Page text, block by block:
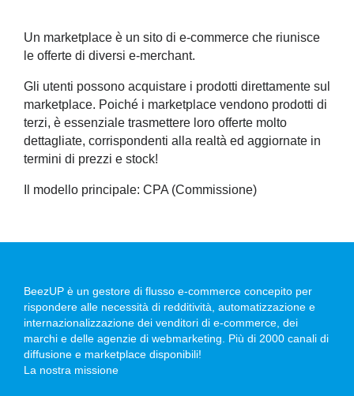
Un marketplace è un sito di e-commerce che riunisce
le offerte di diversi e-merchant.
Gli utenti possono acquistare i prodotti direttamente sul
marketplace. Poiché i marketplace vendono prodotti di
terzi, è essenziale trasmettere loro offerte molto
dettagliate, corrispondenti alla realtà ed aggiornate in
termini di prezzi e stock!
Il modello principale: CPA (Commissione)
BeezUP è un gestore di flusso e-commerce concepito per
rispondere alle necessità di redditività, automatizzazione e
internazionalizzazione dei venditori di e-commerce, dei
marchi e delle agenzie di webmarketing. Più di 2000 canali di
diffusione e marketplace disponibili!
La nostra missione